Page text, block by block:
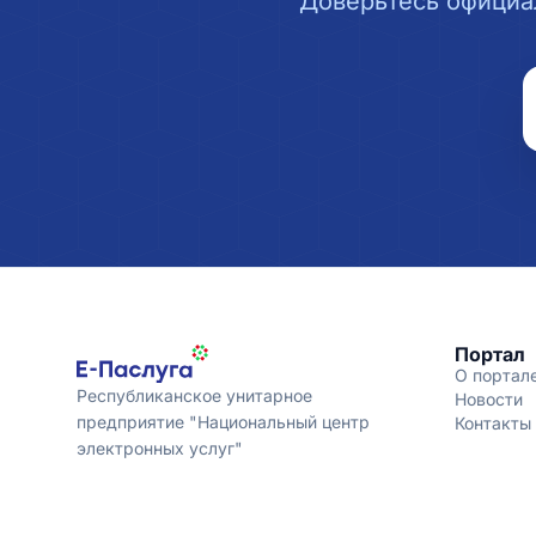
Республиканское унитарное
предприятие "Национальный центр
электронных услуг"
Портал
О
Новости
Контакты